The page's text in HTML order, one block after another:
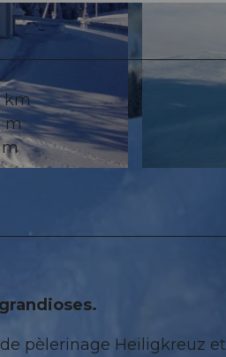
km
m
pèlerinage Heiligkreuz